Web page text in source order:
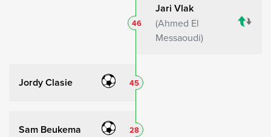
Jari Vlak
Ahmed El
Messaoudi
46
Jordy Clasie 45
Sam Beukema 28